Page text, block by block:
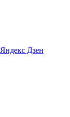
Яндекс Дзен